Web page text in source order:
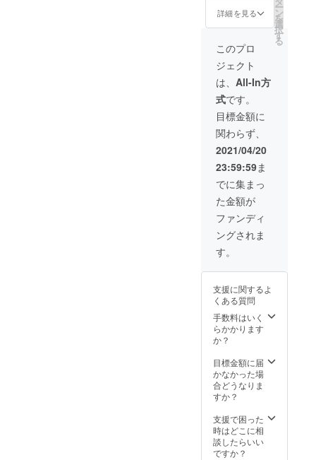
しいた
れ以外
リモー
トをお
ださ
い。
大きな
しょ
常相談
料が80
21000
円と
なって
おりま
すか
『ゆか
りの』
プラス
送料プ
ラス
3000円
お得と
す。
一番の
オスス
メで
す。 対
談日時
の』を
発送
後、お
にて打
ち合わ
せとな
りま
広めて
いただ
と、今
後の励
みにな
りま
す！
つけた
スペ
セット
となり
ます。
【家系
図ケー
ス・戸
籍謄本
（専用
保存
箱）・
保存
箱・
PDF
データ
が含ま
れま
す】 家
系図作
して
法書士
に謄本
を取っ
て頂き
任状を
書いて
いただ
次第、
作成に
取り掛
かりま
詳細を見る ー
ン
を
選
択
す
る
このプロ
ジェクト
は、 All-In方
式です。
目標金額に
関わらず、
2021/04/20
23:59:59ま
でに集まっ
た金額が
ファンディ
ングされま
す。
支援に関するよ
くある質問
手数料はいく
らかかります
か？
目標金額に届
かなかった場
合どうなりま
すか？
支援で困った
時はどこに相
談したらいい
ですか？